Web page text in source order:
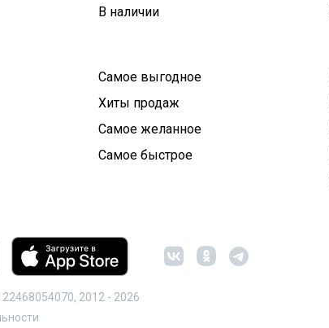
В наличии
Самое выгодное
Хиты продаж
Самое желанное
Самое быстрое
2012 - 2026